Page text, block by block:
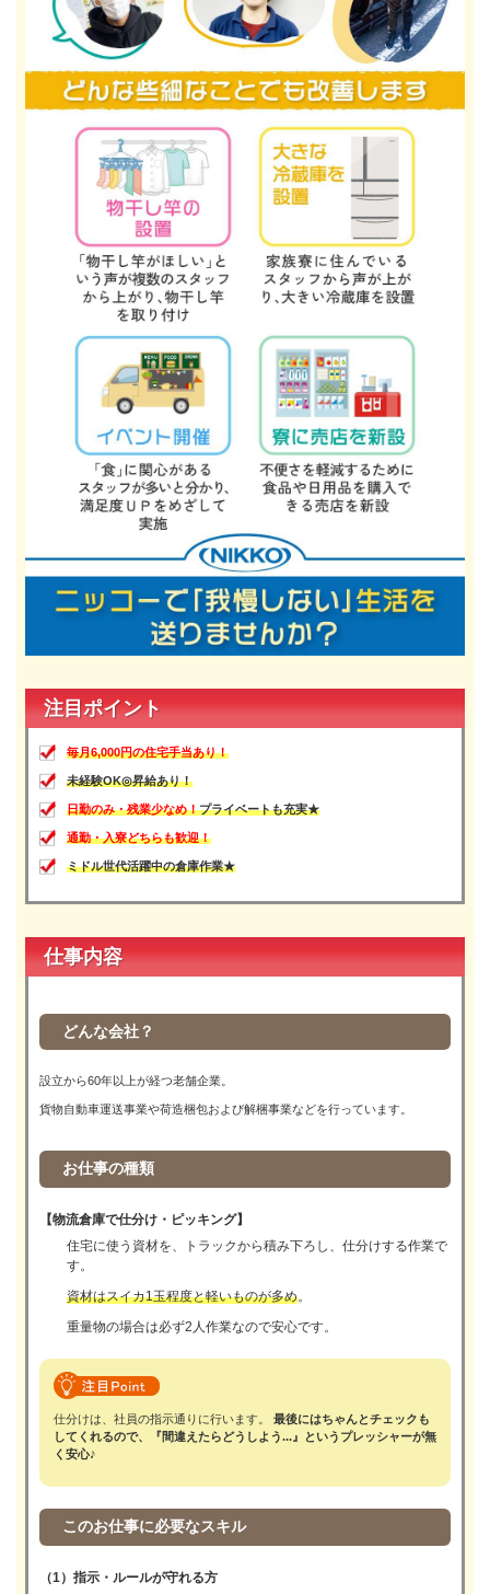
注目ポイント
毎月6,000円の住宅手当あり！
未経験OK◎昇給あり！
日勤のみ・残業少なめ！プライベートも充実★
通勤・入寮どちらも歓迎！
ミドル世代活躍中の倉庫作業★
仕事内容
どんな会社？
設立から60年以上が経つ老舗企業。
貨物自動車運送事業や荷造梱包および解梱事業などを行っています。
お仕事の種類
【物流倉庫で仕分け・ピッキング】
住宅に使う資材を、トラックから積み下ろし、仕分けする作業で
す。
資材はスイカ1玉程度と軽いものが多め。
重量物の場合は必ず2人作業なので安心です。
仕分けは、社員の指示通りに行います。 最後にはちゃんとチェックも
してくれるので、『間違えたらどうしよう...』というプレッシャーが無
く安心♪
このお仕事に必要なスキル
（1）指示・ルールが守れる方